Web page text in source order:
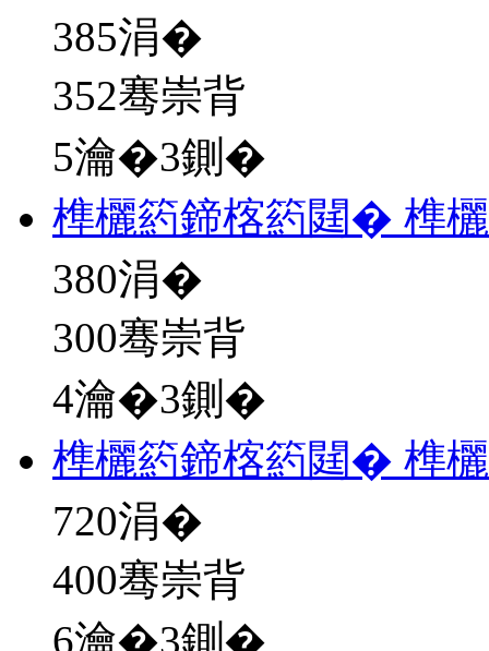
385涓�
352骞崇背
5瀹�3鍘�
榫欐箹鍗楁箹閮� 榫
380涓�
300骞崇背
4瀹�3鍘�
榫欐箹鍗楁箹閮� 榫
720涓�
400骞崇背
6瀹�3鍘�